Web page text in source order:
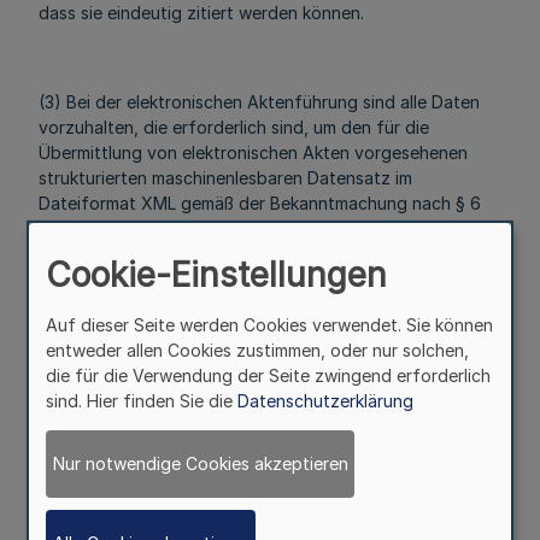
dass sie eindeutig zitiert werden können.
(3) Bei der elektronischen Aktenführung sind alle Daten
vorzuhalten, die erforderlich sind, um den für die
Übermittlung von elektronischen Akten vorgesehenen
strukturierten maschinenlesbaren Datensatz im
Dateiformat XML gemäß der Bekanntmachung nach § 6
der Strafaktenübermittlungsverordnung vom 14. April
erzeugen und die Bearbeitung zu unterstützen.
§ 3
Bearbeitung der elektronischen
Akte
Mehr
Cookie-Einstellungen
Auf dieser Seite werden Cookies verwendet. Sie können
entweder allen Cookies zustimmen, oder nur solchen,
die für die Verwendung der Seite zwingend erforderlich
sind. Hier finden Sie die Datenschutzerklärung
Nur notwendige Cookies akzeptieren